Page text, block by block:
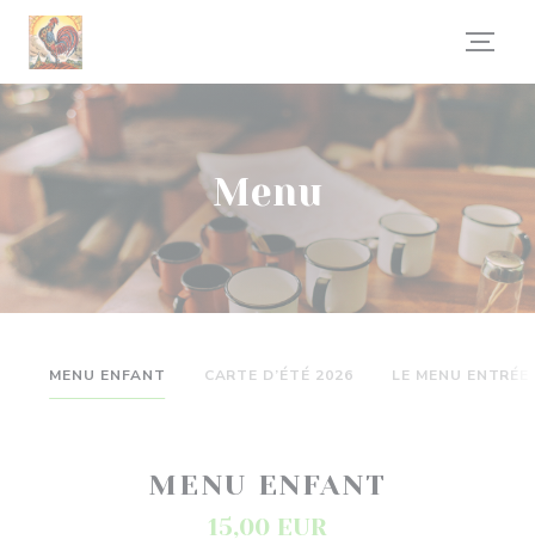
Panel pro správu cookies
Menu
MENU ENFANT CARTE D’ÉTÉ 2026 LE MENU
MENU ENFANT
15,00 EUR